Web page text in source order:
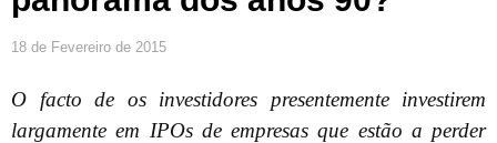
18 de Fevereiro de 2015
O facto de os investidores presentemente investirem
largamente em IPOs de empresas que estão a perder